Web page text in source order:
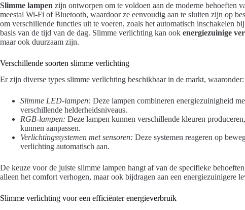
Slimme lampen zijn ontworpen om te voldoen aan de moderne behoeften
meestal Wi-Fi of Bluetooth, waardoor ze eenvoudig aan te sluiten zijn op
om verschillende functies uit te voeren, zoals het automatisch inschakelen
basis van de tijd van de dag. Slimme verlichting kan ook energiezuinige
maar ook duurzaam zijn.
Verschillende soorten slimme verlichting
Er zijn diverse types slimme verlichting beschikbaar in de markt, waaronder:
Slimme LED-lampen: Deze lampen combineren energiezuinigheid
verschillende helderheidsniveaus.
RGB-lampen: Deze lampen kunnen verschillende kleuren
kunnen aanpassen.
Verlichtingssystemen met sensoren: Deze systemen reageren op
verlichting automatisch aan.
De keuze voor de juiste slimme lampen hangt af van de specifieke
alleen het comfort verhogen, maar ook bijdragen aan een energiezuinigere
Slimme verlichting voor een efficiënter energieverbruik